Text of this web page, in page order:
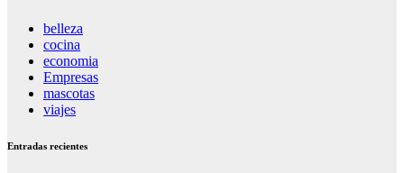
belleza
cocina
economia
Empresas
mascotas
viajes
Entradas recientes